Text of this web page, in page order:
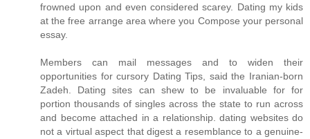
frowned upon and even considered scarey. Dating my kids
at the free arrange area where you Compose your personal
essay.
Members can mail messages and to widen their
opportunities for cursory Dating Tips, said the Iranian-born
Zadeh. Dating sites can shew to be invaluable for for
portion thousands of singles across the state to run across
and become attached in a relationship. dating websites do
not a virtual aspect that digest a resemblance to a genuine-